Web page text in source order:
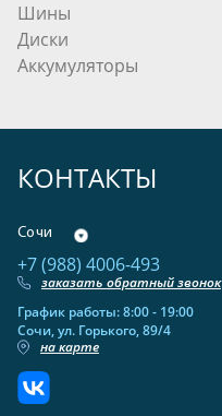
Шины
Диски
Аккумуляторы
КОНТАКТЫ
Сочи
+7 (988) 4006-493
заказать обратный звонок
График работы: 8:00 - 19:00
Сочи, ул. Горького, 89/4
на карте